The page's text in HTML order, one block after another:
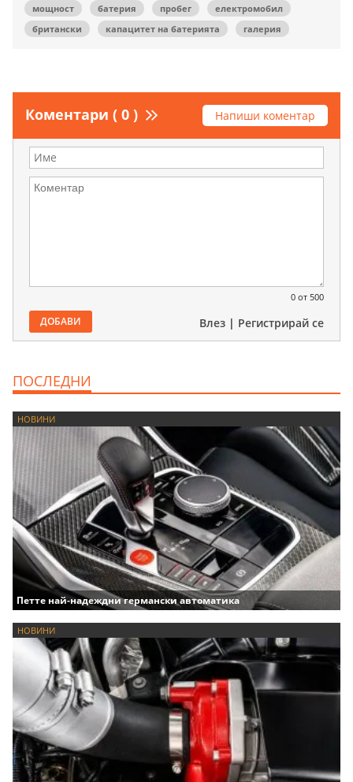
мощност
батерия пробег
електромобил
британски
капацитет на батерията галерия
Коментари ( 0 ) Напиши коментар
0 от 500
ДОБАВИ Влез | Регистрирай се
ПОСЛЕДНИ
НОВИНИ
Петте най-надеждни германски автоматика
НОВИНИ